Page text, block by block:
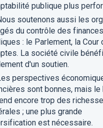
publique plus
soutenons aussi les
du contrôle des finances
: le Parlement, la Cour
La société civile
d'un soutien.
perspectives
sont bonnes, mais le
encore trop des
; une plus grande
est nécessaire.